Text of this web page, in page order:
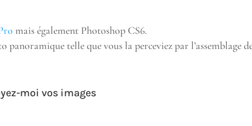
mais également Photoshop CS6.
telle que vous la perceviez par l’assemblage
moi vos images